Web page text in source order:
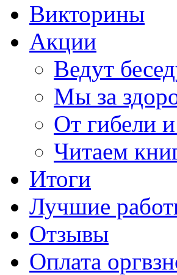
Викторины
Акции
Ведут
Мы за
От гибели
Читаем
Итоги
Лучшие
Отзывы
Оплата